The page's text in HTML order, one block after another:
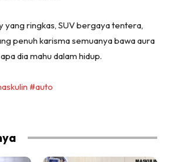
yang ringkas, SUV bergaya tentera,
penuh karisma semuanya bawa aura
dia mahu dalam hidup.
#auto